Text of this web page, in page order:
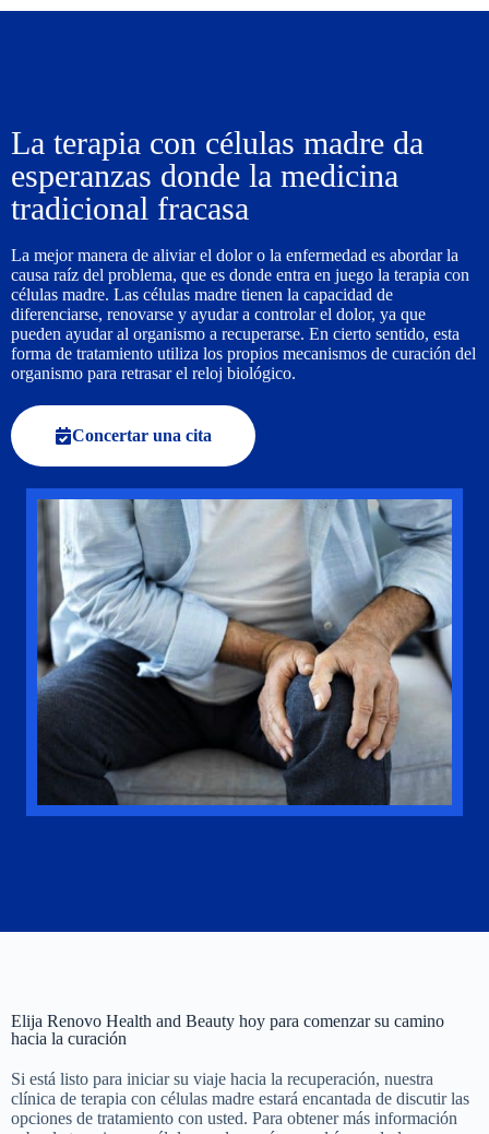
La terapia con células madre da
esperanzas donde la medicina
tradicional fracasa
La mejor manera de aliviar el dolor o la enfermedad es abordar la
causa raíz del problema, que es donde entra en juego la terapia con
células madre. Las células madre tienen la capacidad de
diferenciarse, renovarse y ayudar a controlar el dolor, ya que
pueden ayudar al organismo a recuperarse. En cierto sentido, esta
forma de tratamiento utiliza los propios mecanismos de curación del
organismo para retrasar el reloj biológico.
Concertar una cita
Elija Renovo Health and Beauty hoy para comenzar su camino
hacia la curación
Si está listo para iniciar su viaje hacia la recuperación, nuestra
clínica de terapia con células madre estará encantada de discutir las
opciones de tratamiento con usted. Para obtener más información